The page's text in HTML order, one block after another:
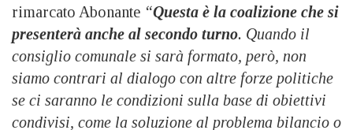
rimarcato Abonante “Questa è la coalizione che si
presenterà anche al secondo turno. Quando il
consiglio comunale si sarà formato, però, non
siamo contrari al dialogo con altre forze politiche
se ci saranno le condizioni sulla base di obiettivi
condivisi, come la soluzione al problema bilancio o